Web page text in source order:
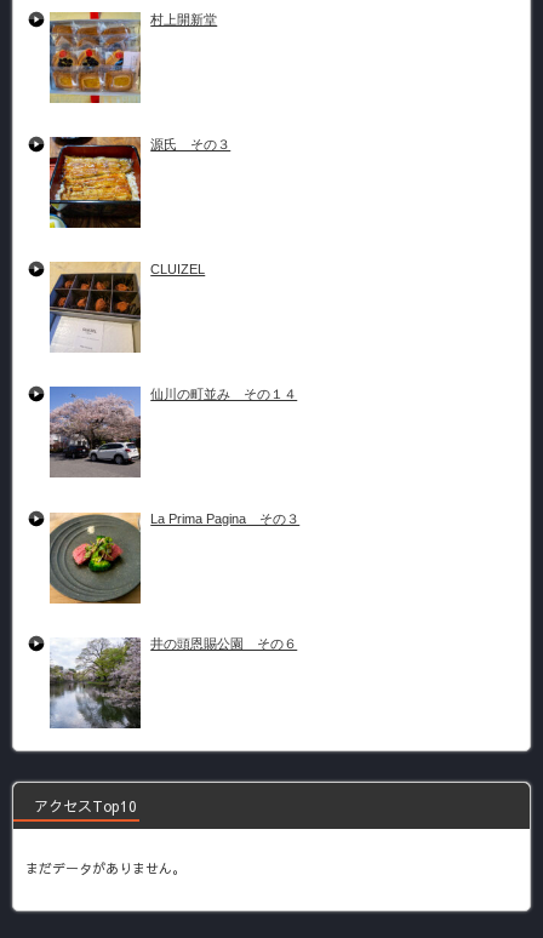
村上開新堂
源氏 その３
CLUIZEL
仙川の町並み その１４
La Prima Pagina その３
井の頭恩賜公園 その６
アクセスTop10
まだデータがありません。